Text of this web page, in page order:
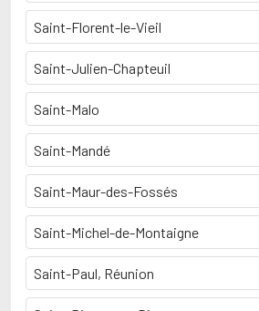
Saint-Florent-le-Vieil
Saint-Julien-Chapteuil
Saint-Malo
Saint-Mandé
Saint-Maur-des-Fossés
Saint-Michel-de-Montaigne
Saint-Paul, Réunion